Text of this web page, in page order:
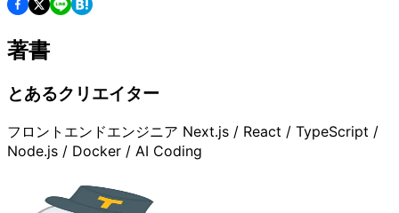
著書
とあるクリエイター
フロントエンドエンジニア Next.js / React / TypeScript /
Node.js / Docker / AI Coding